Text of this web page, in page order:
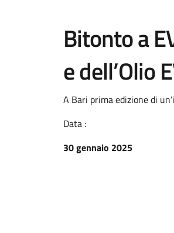
Bitonto a
e dell’Olio
A Bari prima edizione di
Data :
30 gennaio 2025